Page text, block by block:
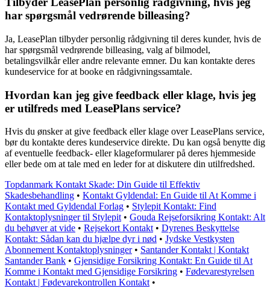
har spørgsmål vedrørende billeasing?
Ja, LeasePlan tilbyder personlig rådgivning til deres kunder, hvis de
har spørgsmål vedrørende billeasing, valg af bilmodel,
betalingsvilkår eller andre relevante emner. Du kan kontakte deres
kundeservice for at booke en rådgivningssamtale.
Hvordan kan jeg give feedback eller klage, hvis jeg
er utilfreds med LeasePlans service?
Hvis du ønsker at give feedback eller klage over LeasePlans service,
bør du kontakte deres kundeservice direkte. Du kan også benytte dig
af eventuelle feedback- eller klageformularer på deres hjemmeside
eller bede om at tale med en leder for at diskutere din utilfredshed.
Topdanmark Kontakt Skade: Din Guide til Effektiv
Skadesbehandling • Kontakt Gyldendal: En Guide til At Komme i
Kontakt med Gyldendal Forlag • Stylepit Kontakt: Find
Kontaktoplysninger til Stylepit • Gouda Rejseforsikring Kontakt: Alt
du behøver at vide • Rejsekort Kontakt • Dyrenes Beskyttelse
Kontakt: Sådan kan du hjælpe dyr i nød • Jydske Vestkysten
Abonnement Kontaktoplysninger• Santander Kontakt | Kontakt
Santander Bank • Gjensidige Forsikring Kontakt: En Guide til At
Komme i Kontakt med Gjensidige Forsikring • Fødevarestyrelsen
Kontakt | Fødevarekontrollen Kontakt •